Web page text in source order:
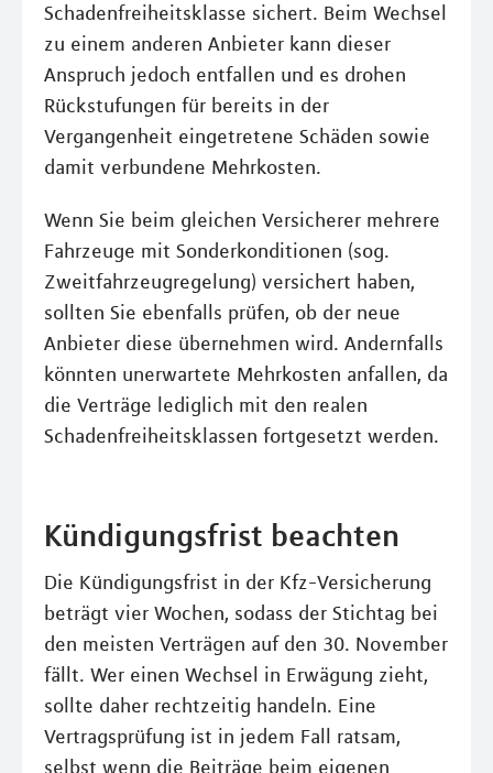
Schadenfreiheitsklasse sichert. Beim Wechsel
zu einem anderen Anbieter kann dieser
Anspruch jedoch entfallen und es drohen
Rückstufungen für bereits in der
Vergangenheit eingetretene Schäden sowie
damit verbundene Mehrkosten.
Wenn Sie beim gleichen Versicherer mehrere
Fahrzeuge mit Sonderkonditionen (sog.
Zweitfahrzeugregelung) versichert haben,
sollten Sie ebenfalls prüfen, ob der neue
Anbieter diese übernehmen wird. Andernfalls
könnten unerwartete Mehrkosten anfallen, da
die Verträge lediglich mit den realen
Schadenfreiheitsklassen fortgesetzt werden.
Kündigungsfrist beachten
Die Kündigungsfrist in der Kfz-Versicherung
beträgt vier Wochen, sodass der Stichtag bei
den meisten Verträgen auf den 30. November
fällt. Wer einen Wechsel in Erwägung zieht,
sollte daher rechtzeitig handeln. Eine
Vertragsprüfung ist in jedem Fall ratsam,
selbst wenn die Beiträge beim eigenen